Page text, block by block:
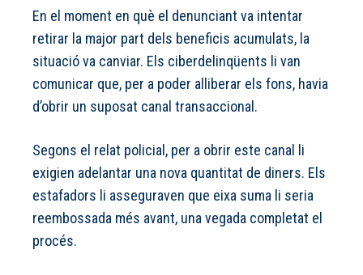
En el moment en què el denunciant va intentar
retirar la major part dels beneficis acumulats, la
situació va canviar. Els ciberdelinqüents li van
comunicar que, per a poder alliberar els fons, havia
d’obrir un suposat canal transaccional.
Segons el relat policial, per a obrir este canal li
exigien adelantar una nova quantitat de diners. Els
estafadors li asseguraven que eixa suma li seria
reembossada més avant, una vegada completat el
procés.